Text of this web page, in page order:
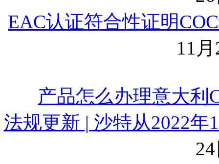
EAC认证符合性证明
11
产品怎么办理意大利
法规更新 | 沙特从2022年